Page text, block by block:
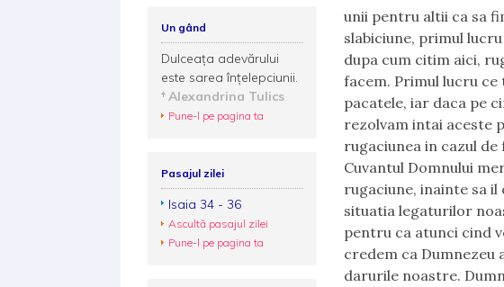
unii pentru altii ca sa
slabiciune, primul
dupa cum citim aici,
facem. Primul lucru
pacatele, iar daca pe
rezolvam intai aceste
rugaciunea in cazul
Cuvantul Domnului
rugaciune, inainte sa
situatia legaturilor
pentru ca atunci cind
credem ca Dumnezeu
darurile noastre.
Un gând
Dulceața adevărului
este sarea înțelepciunii.
Alexandrina Tulics
Pune-l pe pagina ta
Pasajul zilei
Isaia 34 - 36
Ascultă pasajul zilei
Pune-l pe pagina ta